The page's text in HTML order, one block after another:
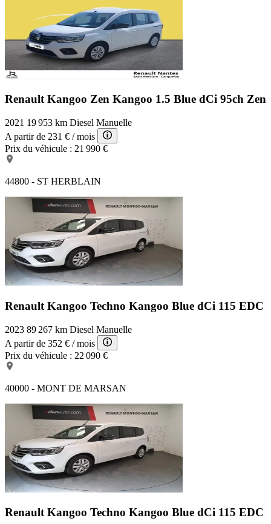
Renault Kangoo Zen Kangoo 1.5 Blue dCi 95ch Zen
2021 19 953 km Diesel Manuelle
A partir de 231 € / mois
Prix du véhicule : 21 990 €
44800 - ST HERBLAIN
Renault Kangoo Techno Kangoo Blue dCi 115 EDC
2023 89 267 km Diesel Manuelle
A partir de 352 € / mois
Prix du véhicule : 22 090 €
40000 - MONT DE MARSAN
Renault Kangoo Techno Kangoo Blue dCi 115 EDC